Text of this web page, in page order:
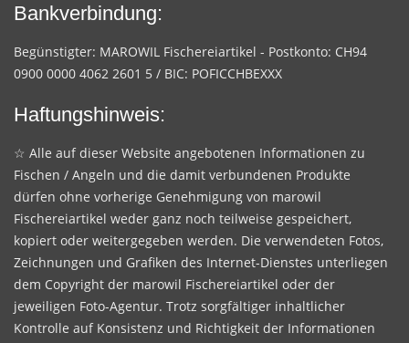
Bankverbindung:
Begünstigter: MAROWIL Fischereiartikel - Postkonto: CH94
0900 0000 4062 2601 5 / BIC: POFICCHBEXXX
Haftungshinweis:
☆ Alle auf dieser Website angebotenen Informationen zu
Fischen / Angeln und die damit verbundenen Produkte
dürfen ohne vorherige Genehmigung von marowil
Fischereiartikel weder ganz noch teilweise gespeichert,
kopiert oder weitergegeben werden. Die verwendeten Fotos,
Zeichnungen und Grafiken des Internet-Dienstes unterliegen
dem Copyright der marowil Fischereiartikel oder der
jeweiligen Foto-Agentur. Trotz sorgfältiger inhaltlicher
Kontrolle auf Konsistenz und Richtigkeit der Informationen